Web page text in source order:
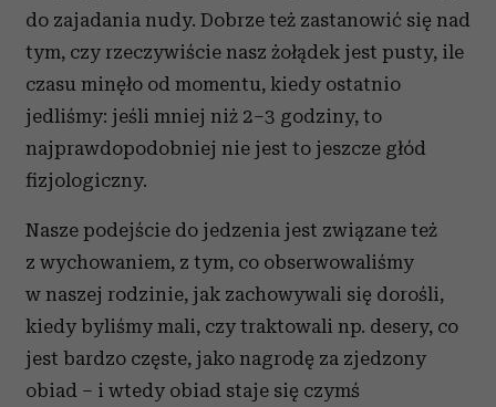
do zajadania nudy. Dobrze też zastanowić się nad
tym, czy rzeczywiście nasz żołądek jest pusty, ile
czasu minęło od momentu, kiedy ostatnio
jedliśmy: jeśli mniej niż 2–3 godziny, to
najprawdopodobniej nie jest to jeszcze głód
fizjologiczny.
Nasze podejście do jedzenia jest związane też
z wychowaniem, z tym, co obserwowaliśmy
w naszej rodzinie, jak zachowywali się dorośli,
kiedy byliśmy mali, czy traktowali np. desery, co
jest bardzo częste, jako nagrodę za zjedzony
obiad – i wtedy obiad staje się czymś